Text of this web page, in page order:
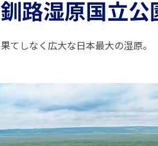
釧路湿原国立公
果てしなく広大な日本最大の湿原。